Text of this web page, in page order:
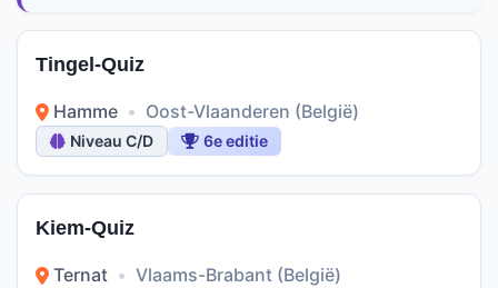
Tingel-Quiz
Hamme • Oost-Vlaanderen (België)
Niveau C/D 6e editie
Kiem-Quiz
Ternat • Vlaams-Brabant (België)